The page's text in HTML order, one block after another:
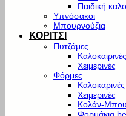
Παιδική
Υπνόσακοι
Μπουρνούζια
ΚΟΡΙΤΣΙ
Πυτζάμες
Καλοκαιρινές
Χειμερινές
Φόρμες
Καλοκαρινές
Χειμερινές
Κολάν-